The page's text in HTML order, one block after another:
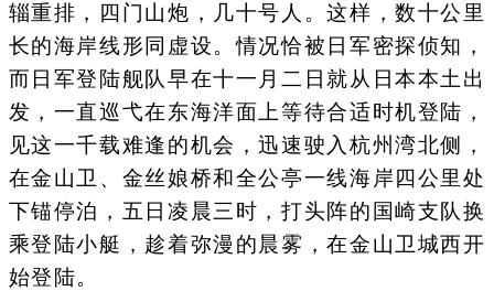
辎重排，四门山炮，几十号人。这样，数十公里
长的海岸线形同虚设。情况恰被日军密探侦知，
而日军登陆舰队早在十一月二日就从日本本土出
发，一直巡弋在东海洋面上等待合适时机登陆，
见这一千载难逢的机会，迅速驶入杭州湾北侧，
在金山卫、金丝娘桥和全公亭一线海岸四公里处
下锚停泊，五日凌晨三时，打头阵的国崎支队换
乘登陆小艇，趁着弥漫的晨雾，在金山卫城西开
始登陆。